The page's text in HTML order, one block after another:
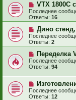
VTX 1800C
Последнее
Ответы: 16
Дино
Последнее
Ответы: 2
Переделка
Последнее
Ответы: 94
Последнее
Ответы: 12